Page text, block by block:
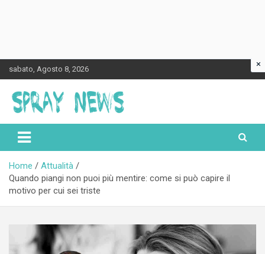
to
content
sabato, Agosto 8, 2026
Spraynews.it
Home
Attualità
Quando piangi non puoi più mentire: come si può capire il
motivo per cui sei triste
×